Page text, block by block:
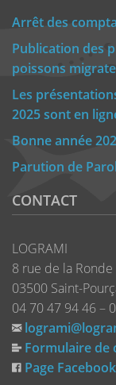
Arrêt des
Publication des
poissons
Les
2025 sont en
Bonne année
Parution de
CONTACT
LOGRAMI
8 rue de la Ronde
03500 Saint-
04 70 47 94 46 –
Formulaire de
Page Facebook